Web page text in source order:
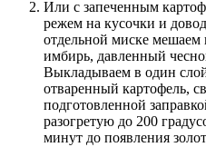
Или с запеченным
режем на кусочки и
отдельной миске мешаем
имбирь, давленный
Выкладываем в один
отваренный картофель,
подготовленной
разогретую до 200
минут до появления